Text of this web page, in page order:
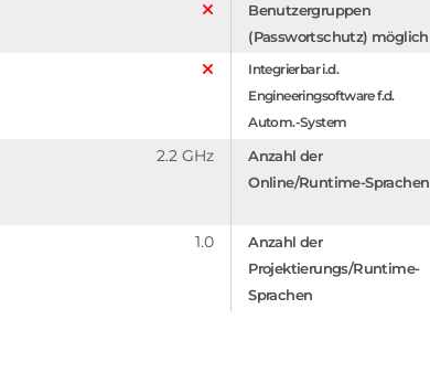
Benutzergruppen
(Passwortschutz) möglich
Integrierbar i.d.
Engineeringsoftware f.d.
Autom.-System
2.2 GHz
Anzahl der
Online/Runtime-Sprachen
1.0
Anzahl der
Projektierungs/Runtime-
Sprachen